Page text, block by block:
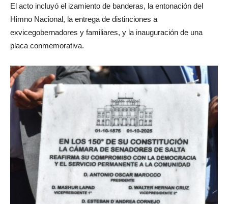
El acto incluyó el izamiento de banderas, la entonación del
Himno Nacional, la entrega de distinciones a
exvicegobernadores y familiares, y la inauguración de una
placa conmemorativa.